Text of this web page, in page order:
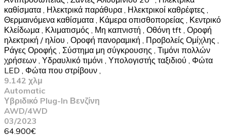
καθίσματα , Ηλεκτρικά παράθυρα , Ηλεκτρικοί καθρέφτες ,
Θερμαινόμενα καθίσματα , Κάμερα οπισθοπορείας , Κεντρικό
Κλείδωμα , Κλιματισμός , Μη καπνιστή , Οθόνη tft , Οροφή
ηλεκτρική / ηλίου , Οροφή πανοραμική , Προβολείς Ομίχλης ,
Ράγες Οροφής , Σύστημα μη σύγκρουσης , Τιμόνι πολλών
χρήσεων , Υδραυλικό τιμόνι , Υπολογιστής ταξιδιού , Φώτα
LED , Φώτα που στρίβουν ,
9.142 χλμ
Automatic
Υβριδικό Plug-In Βενζίνη
AWD/4WD
03/2023
64.900€